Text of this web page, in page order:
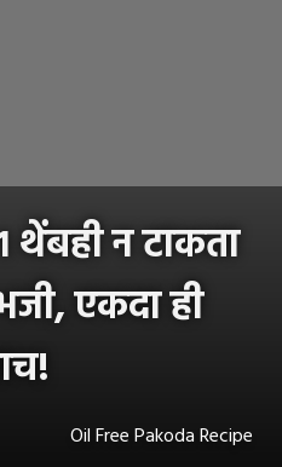
थेंबही न टाकता
एकदा ही
Oil Free Pakoda Recipe